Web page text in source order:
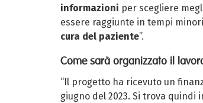
informazioni per scegliere
essere raggiunte in tempi
cura del paziente”.
Come sarà organizzato il
“Il progetto ha ricevuto un
giugno del 2023. Si trova quindi